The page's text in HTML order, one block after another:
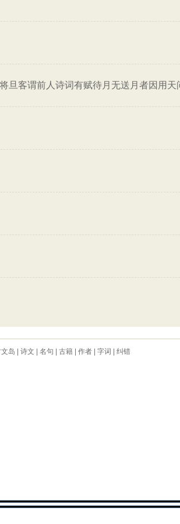
旦客谓前人诗词有赋待月无送月者因用天
岛 诗文 名句 古籍| 作者| 字词 纠错